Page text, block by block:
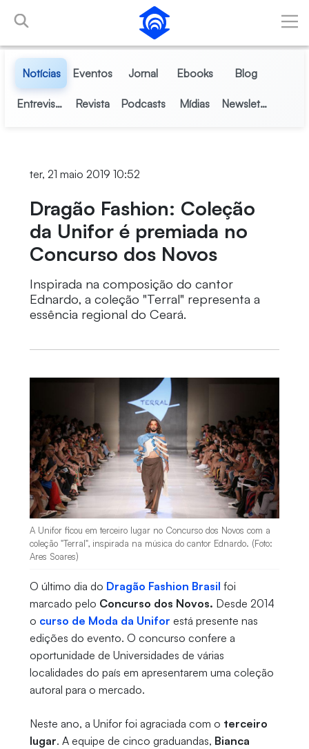
Pular para o Conteúdo principal
Notícias Eventos Jornal Ebooks Blog
Entrevistas Revista Podcasts Mídias Newsletter
ter, 21 maio 2019 10:52
Dragão Fashion: Coleção
da Unifor é premiada no
Concurso dos Novos
Inspirada na composição do cantor
Ednardo, a coleção "Terral" representa a
essência regional do Ceará.
A Unifor ficou em terceiro lugar no Concurso dos Novos com a
coleção "Terral", inspirada na música do cantor Ednardo. (Foto:
Ares Soares)
O último dia do Dragão Fashion Brasil foi
marcado pelo Concurso dos Novos. Desde 2014
o curso de Moda da Unifor está presente nas
edições do evento. O concurso confere a
oportunidade de Universidades de várias
localidades do país em apresentarem uma coleção
autoral para o mercado.
Neste ano, a Unifor foi agraciada com o terceiro
lugar. A equipe de cinco graduandas, Bianca